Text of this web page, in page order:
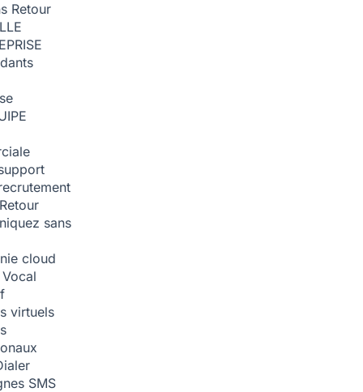
Retour
Retour
sans
cloud
virtuels
SMS